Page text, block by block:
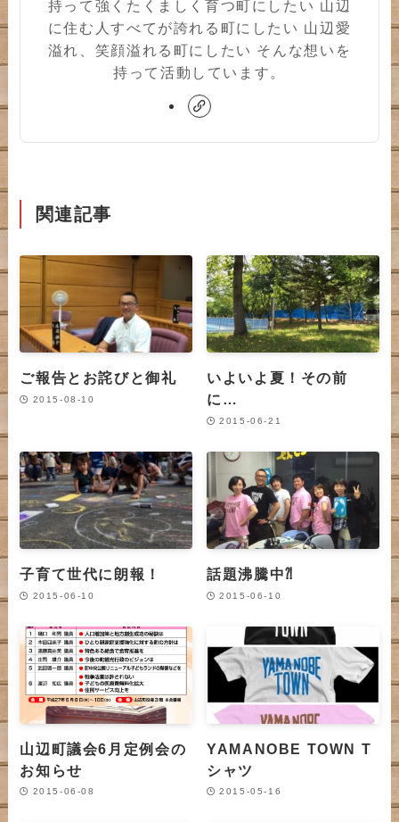
持って強くたくましく育つ町にしたい 山辺
に住む人すべてが誇れる町にしたい 山辺愛
溢れ、笑顔溢れる町にしたい そんな想いを
持って活動しています。
関連記事
ご報告とお詫びと御礼
2015-08-10
いよいよ夏！その前
に…
2015-06-21
子育て世代に朗報！
2015-06-10
話題沸騰中⁈
2015-06-10
山辺町議会6月定例会の
お知らせ
2015-06-08
YAMANOBE TOWN T
シャツ
2015-05-16